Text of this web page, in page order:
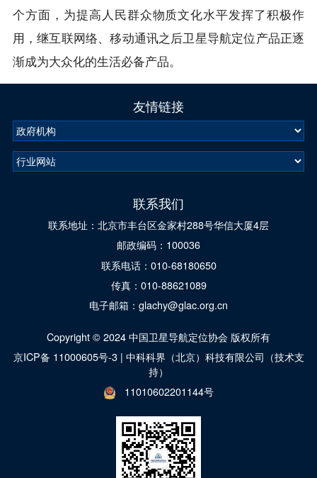
个方面，为提高人民群众物质文化水平发挥了积极作
用，继互联网络、移动通讯之后卫星导航定位产品正逐
渐成为大众化的生活必备产品。
友情链接
联系我们
联系地址：北京市丰台区金家村288号华信大厦4层
邮政编码：100036
联系电话：010-68180650
传真：010-88621089
电子邮箱：glachy@glac.org.cn
Copyright © 2024 中国卫星导航定位协会 版权所有
京ICP备 11000605号-3| 中科科界（北京）科技有限公司（技术支
持）
11010602201144号